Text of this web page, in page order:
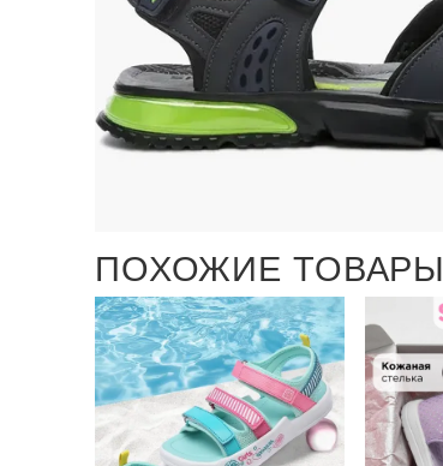
ПОХОЖИЕ ТОВАРЫ